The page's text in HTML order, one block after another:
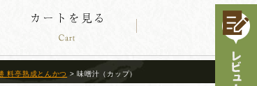
料亭熟成とんかつ > 味噌汁（カップ）